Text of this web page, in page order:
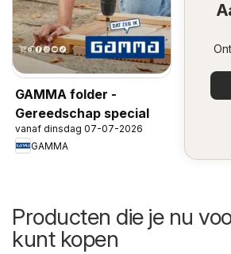
GAMMA folder -
Gereedschap special
vanaf dinsdag 07-07-2026
GAMMA
Producten die je nu
kunt kopen